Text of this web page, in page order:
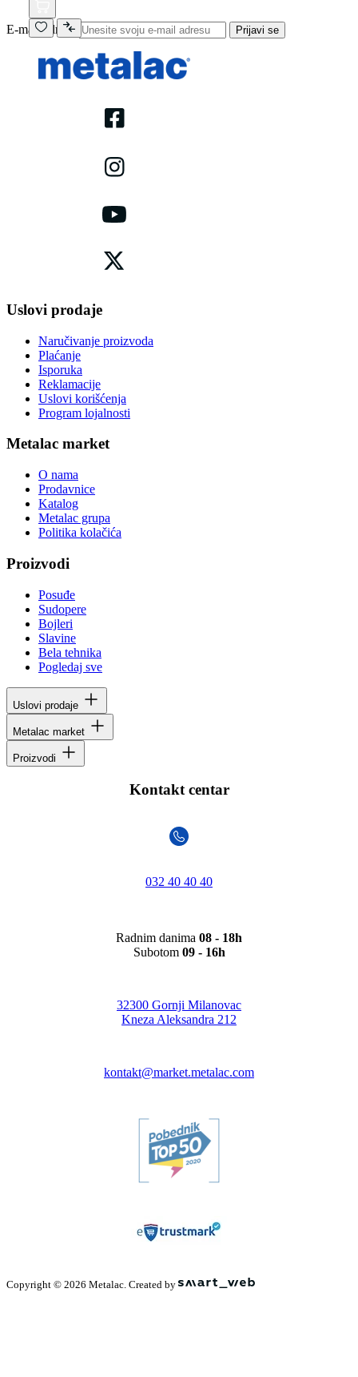
E-mail adresa Prijavi se
Uslovi prodaje
Naručivanje proizvoda
Plaćanje
Isporuka
Reklamacije
Uslovi korišćenja
Program lojalnosti
Metalac market
O nama
Prodavnice
Katalog
Metalac grupa
Politika kolačića
Proizvodi
Posuđe
Sudopere
Bojleri
Slavine
Bela tehnika
Pogledaj sve
Uslovi prodaje
Metalac market
Proizvodi
Kontakt centar
032 40 40 40
Radnim danima 08 - 18h
Subotom 09 - 16h
32300 Gornji Milanovac
Kneza Aleksandra 212
kontakt@market.metalac.com
Copyright © 2026 Metalac. Created by